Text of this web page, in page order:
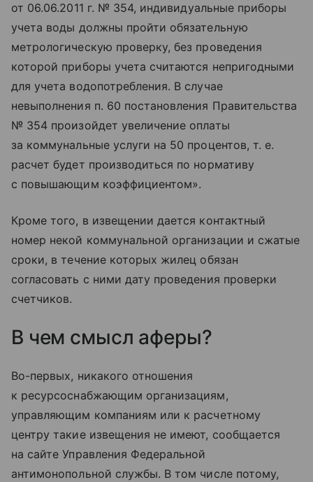
от 06.06.2011 г. № 354, индивидуальные приборы
учета воды должны пройти обязательную
метрологическую проверку, без проведения
которой приборы учета считаются непригодными
для учета водопотребления. В случае
невыполнения п. 60 постановления Правительства
№ 354 произойдет увеличение оплаты
за коммунальные услуги на 50 процентов, т. е.
расчет будет производиться по нормативу
с повышающим коэффициентом».
Кроме того, в извещении дается контактный
номер некой коммунальной организации и сжатые
сроки, в течение которых жилец обязан
согласовать с ними дату проведения проверки
счетчиков.
В чем смысл аферы?
Во-первых, никакого отношения
к ресурсоснабжающим организациям,
управляющим компаниям или к расчетному
центру такие извещения не имеют, сообщается
на сайте Управления Федеральной
антимонопольной службы. В том числе потому,